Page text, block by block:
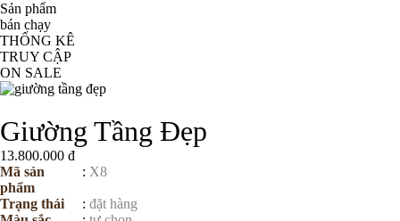
Sản phẩm
bán chạy
THỐNG KÊ
TRUY CẬP
ON SALE
Giường Tầng Đẹp
13.800.000 đ
Mã sản
phẩm
: X8
Trạng thái : đặt hàng